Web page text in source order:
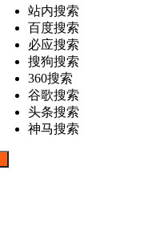
站内搜索
百度搜索
必应搜索
搜狗搜索
360搜索
谷歌搜索
头条搜索
神马搜索
搜